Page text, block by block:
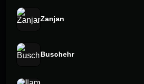
Zanjan
Buschehr